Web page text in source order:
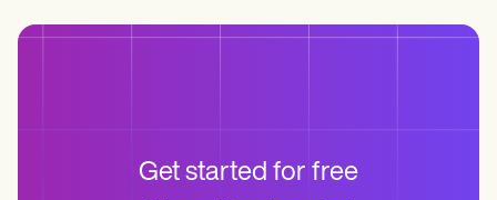
Get started for free